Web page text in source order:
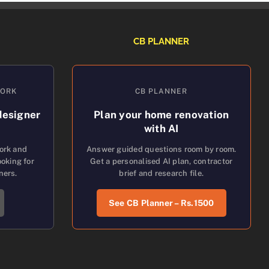
and
for
CB PLANNER
CB PLANNER
Plan your home renovation
with AI
Answer guided questions room by room.
Get a personalised AI plan, contractor
brief and research file.
See CB Planner – Rs.1500